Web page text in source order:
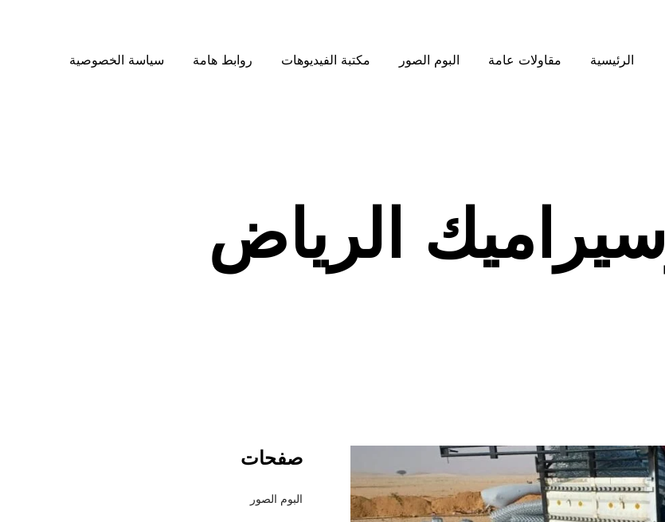
الرئيسية مقاولات عامة البوم الصور مكتبة الفيديوهات روابط هامة سياسة الخصوصية
الرياض
ر
ك
ة
صفحات
البوم الصور